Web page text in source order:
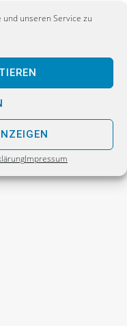
unseren Service zu
Impressum